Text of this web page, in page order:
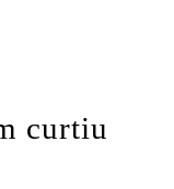
curtiu